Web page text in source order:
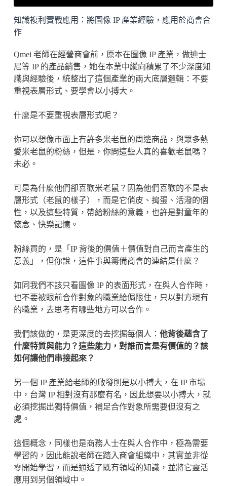
知識複利實戰應用：將圖像 IP 產業經驗，應用於商會合
作
Qmei 老師在經營商會前，原本在圖像 IP 產業，做迪士
尼等 IP 的產品銷售，她在本業中縱向積累了不少深度知
識與經驗後，統整出了這個產業的兩大底層邏輯：不要
重視表層形式、要學會以小搏大。
什麼是不要重視表層形式呢？
你可以想像市面上有許多米老鼠的周邊商品，與眾多熱
愛米老鼠的粉絲，但是，你問這些人真的喜歡老鼠嗎？
未必。
可是為什麼他們卻喜歡米老鼠？因為他們喜歡的不是表
層形式（老鼠的樣子），而是它俏皮、搗蛋、活潑的個
性，以及這些特質，帶給粉絲的意義，也許是對童年的
懷念、快樂記憶。
粉絲買的，是「IP 背後的價值＋價值對自己而言產生的
意義」，但你說，這件事與籌備商會的連結是什麼？
如同我們不該只看圖像 IP 的表面形式，在與人合作時，
也不要被眼前合作對象的職業給侷限住，只以對方現有
的職業，去思考有哪些地方可以合作。
我們該做的，是更深度的去挖掘每個人： 他背後蘊含了
什麼特質與能力？這些能力，對誰而言是有價值的？該
如何讓他們串接起來？
另一個 IP 產業給老師的啟發則是以小搏大，在 IP 市場
中，台灣 IP 相對沒有那麼有名，因此想要以小搏大，就
必須挖掘出獨特價值，補足合作對象所需要但沒有之
處。
這個概念，同樣也是商務人士在與人合作中，極為需要
學習的，因此能說老師在踏入商會組織中，其實並非從
零開始學習，而是通透了既有領域的知識，並將它靈活
應用到另個領域中。